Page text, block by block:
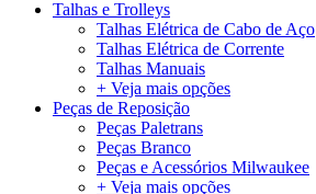
Talhas e Trolleys
Talhas Elétrica de Cabo de Aço
Talhas Elétrica de Corrente
Talhas Manuais
+ Veja mais opções
Peças de Reposição
Peças Paletrans
Peças Branco
Peças e Acessórios Milwaukee
+ Veja mais opções